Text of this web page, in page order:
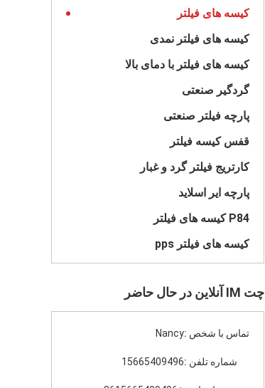
کیسه های فیلتر
کیسه های فیلتر نمدی
کیسه های فیلتر با دمای بالا
گردگیر صنعتی
پارچه فیلتر صنعتی
قفس کیسه فیلتر
کارتریج فیلتر گرد و غبار
پارچه ایر اسلاید
P84 کیسه های فیلتر
کیسه های فیلتر pps
چت IM آنلاین در حال حاضر
تماس با شخص :Nancy
شماره تلفن :15665409496